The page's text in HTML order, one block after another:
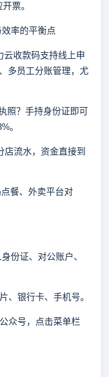
票。
率的平衡点
收款码支持线上申
多员工分账管理，尤
？手持身份证即可
。
流水，资金直接到
餐、外卖平台对
证、对公账户、
银行卡、手机号。
号，点击菜单栏